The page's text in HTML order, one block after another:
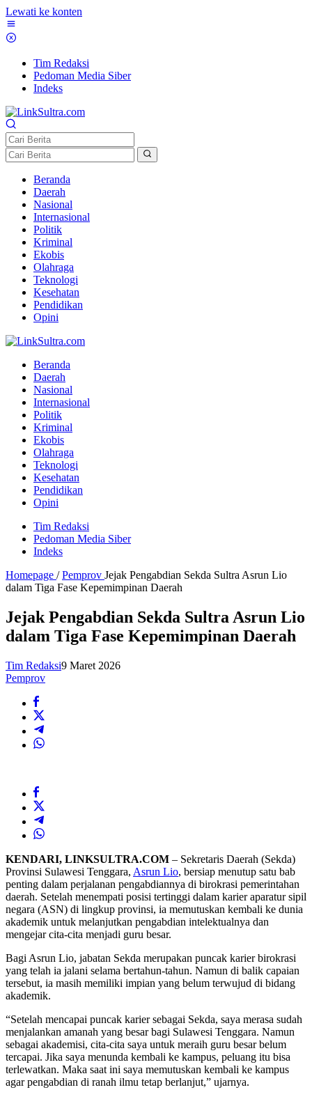
Lewati ke konten
Tim Redaksi
Pedoman Media Siber
Indeks
Beranda
Daerah
Nasional
Internasional
Politik
Kriminal
Ekobis
Olahraga
Teknologi
Kesehatan
Pendidikan
Opini
Beranda
Daerah
Nasional
Internasional
Politik
Kriminal
Ekobis
Olahraga
Teknologi
Kesehatan
Pendidikan
Opini
Tim Redaksi
Pedoman Media Siber
Indeks
Homepage / Pemprov Jejak Pengabdian Sekda Sultra Asrun Lio
dalam Tiga Fase Kepemimpinan Daerah
Jejak Pengabdian Sekda Sultra Asrun Lio
dalam Tiga Fase Kepemimpinan Daerah
Tim Redaksi9 Maret 2026
Pemprov
KENDARI, LINKSULTRA.COM – Sekretaris Daerah (Sekda)
Provinsi Sulawesi Tenggara, Asrun Lio, bersiap menutup satu bab
penting dalam perjalanan pengabdiannya di birokrasi pemerintahan
daerah. Setelah menempati posisi tertinggi dalam karier aparatur sipil
negara (ASN) di lingkup provinsi, ia memutuskan kembali ke dunia
akademik untuk melanjutkan pengabdian intelektualnya dan
mengejar cita-cita menjadi guru besar.
Bagi Asrun Lio, jabatan Sekda merupakan puncak karier birokrasi
yang telah ia jalani selama bertahun-tahun. Namun di balik capaian
tersebut, ia masih memiliki impian yang belum terwujud di bidang
akademik.
“Setelah mencapai puncak karier sebagai Sekda, saya merasa sudah
menjalankan amanah yang besar bagi Sulawesi Tenggara. Namun
sebagai akademisi, cita-cita saya untuk meraih guru besar belum
tercapai. Jika saya menunda kembali ke kampus, peluang itu bisa
terlewatkan. Maka saat ini saya memutuskan kembali ke kampus
agar pengabdian di ranah ilmu tetap berlanjut,” ujarnya.